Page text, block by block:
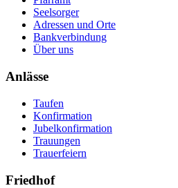
Seelsorger
Adressen und Orte
Bankverbindung
Über uns
Anlässe
Taufen
Konfirmation
Jubelkonfirmation
Trauungen
Trauerfeiern
Friedhof